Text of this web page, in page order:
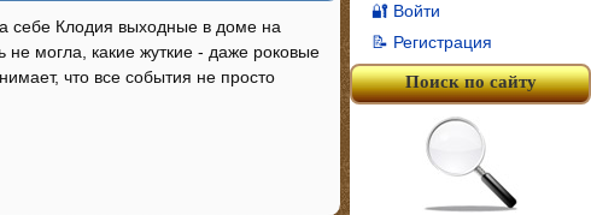
себе Клодия выходные в доме на
могла, какие жуткие - даже роковые
что все события не просто
🔐 Войти
📝 Регистрация
Поиск по сайту